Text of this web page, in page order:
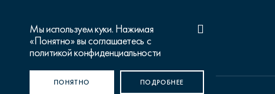
Мы используем куки. Нажимая
«Понятно» вы соглашаетесь с
политикой конфиденциальности
ПОНЯТНО ПОДРОБНЕЕ